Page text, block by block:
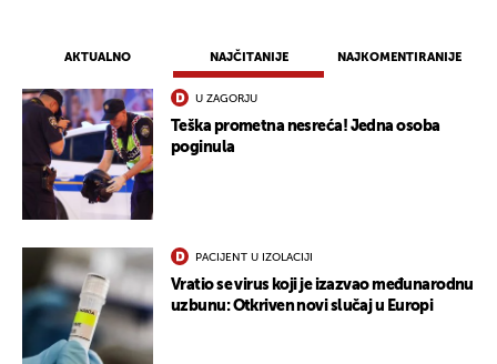
AKTUALNO NAJČITANIJE NAJKOMENTIRANIJE
U ZAGORJU
Teška prometna nesreća! Jedna osoba
poginula
PACIJENT U IZOLACIJI
Vratio se virus koji je izazvao međunarodnu
uzbunu: Otkriven novi slučaj u Europi